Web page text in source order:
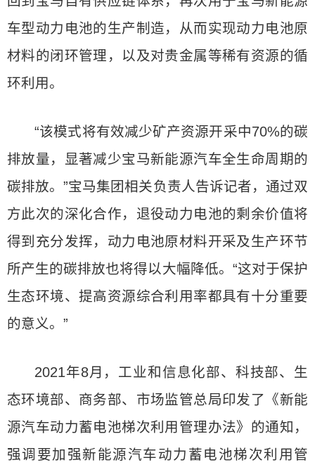
车型动力电池的生产制造，从而实现动力电池原
材料的闭环管理，以及对贵金属等稀有资源的循
环利用。
“该模式将有效减少矿产资源开采中70%的碳
排放量，显著减少宝马新能源汽车全生命周期的
碳排放。”宝马集团相关负责人告诉记者，通过双
方此次的深化合作，退役动力电池的剩余价值将
得到充分发挥，动力电池原材料开采及生产环节
所产生的碳排放也将得以大幅降低。“这对于保护
生态环境、提高资源综合利用率都具有十分重要
的意义。”
2021年8月，工业和信息化部、科技部、生
态环境部、商务部、市场监管总局印发了《新能
源汽车动力蓄电池梯次利用管理办法》的通知，
强调要加强新能源汽车动力蓄电池梯次利用管